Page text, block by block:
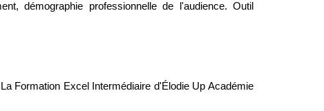
démographie professionnelle de l'audience. Outil
Formation Excel Intermédiaire d'Élodie Up Académie